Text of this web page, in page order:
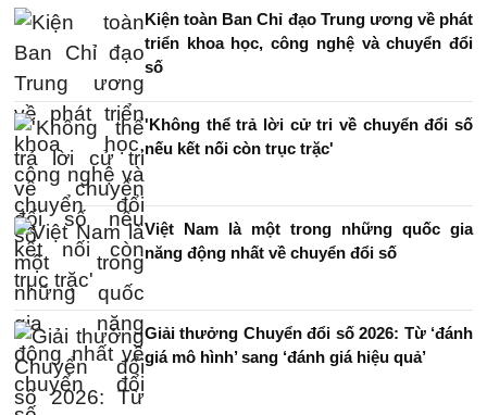
Kiện toàn Ban Chỉ đạo Trung ương về phát
triển khoa học, công nghệ và chuyển đổi
số
'Không thể trả lời cử tri về chuyển đổi số
nếu kết nối còn trục trặc'
Việt Nam là một trong những quốc gia
năng động nhất về chuyển đổi số
Giải thưởng Chuyển đổi số 2026: Từ ‘đánh
giá mô hình’ sang ‘đánh giá hiệu quả’